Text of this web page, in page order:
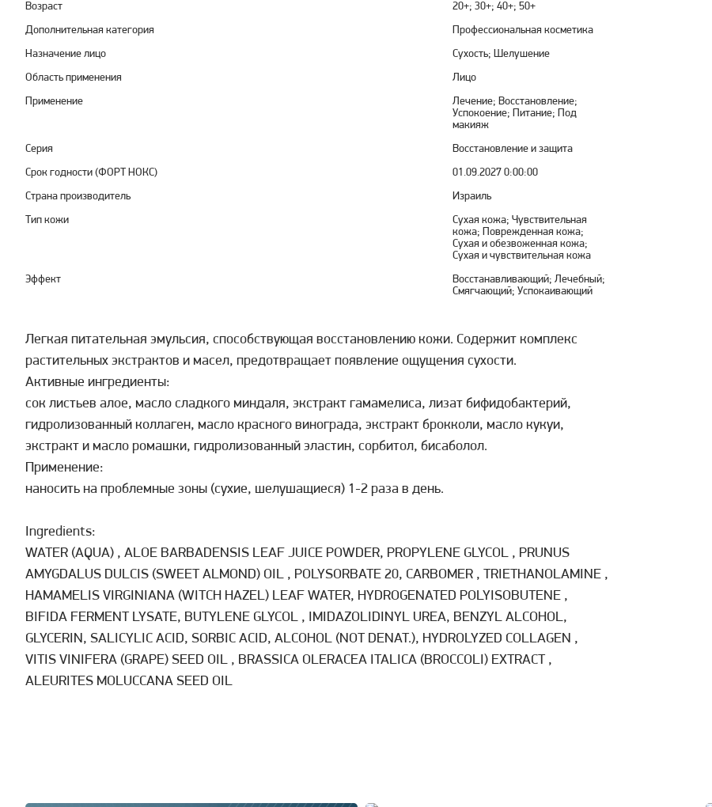
Возраст
20+; 30+; 40+; 50+
Дополнительная категория
Профессиональная косметика
Назначение лицо
Сухость; Шелушение
Область применения
Лицо
Применение
Лечение; Восстановление;
Успокоение; Питание; Под
макияж
Серия
Восстановление и защита
Срок годности (ФОРТ НОКС)
01.09.2027 0:00:00
Страна производитель
Израиль
Тип кожи
Сухая кожа; Чувствительная
кожа; Поврежденная кожа;
Сухая и обезвоженная кожа;
Сухая и чувствительная кожа
Эффект
Восстанавливающий; Лечебный;
Смягчающий; Успокаивающий
Легкая питательная эмульсия, способствующая восстановлению кожи. Содержит комплекс
растительных экстрактов и масел, предотвращает появление ощущения сухости.
Активные ингредиенты:
сок листьев алое, масло сладкого миндаля, экстракт гамамелиса, лизат бифидобактерий,
гидролизованный коллаген, масло красного винограда, экстракт брокколи, масло кукуи,
экстракт и масло ромашки, гидролизованный эластин, сорбитол, бисаболол.
Применение:
наносить на проблемные зоны (сухие, шелушащиеся) 1-2 раза в день.
Ingredients:
WATER (AQUA) , ALOE BARBADENSIS LEAF JUICE POWDER, PROPYLENE GLYCOL , PRUNUS
AMYGDALUS DULCIS (SWEET ALMOND) OIL , POLYSORBATE 20, CARBOMER , TRIETHANOLAMINE ,
HAMAMELIS VIRGINIANA (WITCH HAZEL) LEAF WATER, HYDROGENATED POLYISOBUTENE ,
BIFIDA FERMENT LYSATE, BUTYLENE GLYCOL , IMIDAZOLIDINYL UREA, BENZYL ALCOHOL,
GLYCERIN, SALICYLIC ACID, SORBIC ACID, ALCOHOL (NOT DENAT.), HYDROLYZED COLLAGEN ,
VITIS VINIFERA (GRAPE) SEED OIL , BRASSICA OLERACEA ITALICA (BROCCOLI) EXTRACT ,
ALEURITES MOLUCCANA SEED OIL